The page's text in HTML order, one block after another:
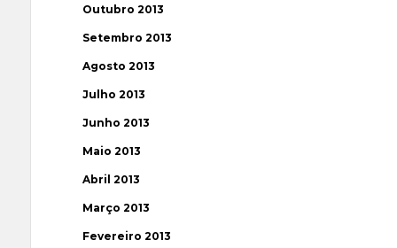
Outubro 2013
Setembro 2013
Agosto 2013
Julho 2013
Junho 2013
Maio 2013
Abril 2013
Março 2013
Fevereiro 2013